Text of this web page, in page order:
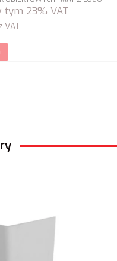
tym 23% VAT
VAT